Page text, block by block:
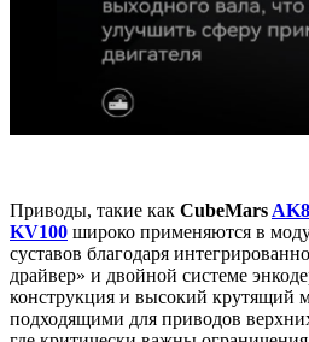
Приводы, такие как CubeMars
KV100 широко применяются в
суставов благодаря
драйвер» и двойной системе
конструкция и высокий крутящий
подходящими для приводов